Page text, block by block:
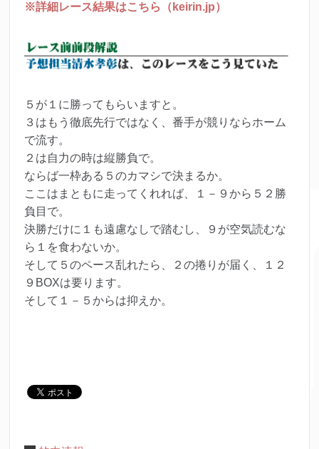
※詳細レース結果はこちら（keirin.jp）
５が１に勝ってもらいますと。
３はもう徹底先行ではなく、番手が競りならホーム
で流す。
２は自力の時は縦勝負で。
ならば一枠ある５のカマシで決まるか。
ここはまともに走ってくれれば、１－９から５２勝
負目で。
決勝だけに１も遠慮なしで踏むし、９が空気読むな
ら１を食わないか。
そして５のペース乱れたら、２の捲りが届く、１２
９BOXは要ります。
そして１－５からは抑えか。